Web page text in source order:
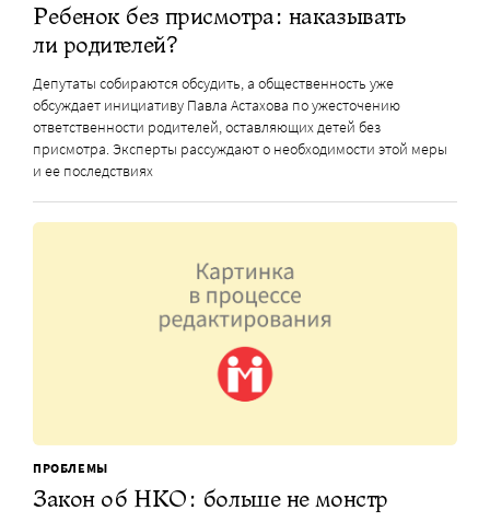
Ребенок без присмотра: наказывать
ли родителей?
Депутаты собираются обсудить, а общественность уже
обсуждает инициативу Павла Астахова по ужесточению
ответственности родителей, оставляющих детей без
присмотра. Эксперты рассуждают о необходимости этой меры
и ее последствиях
ПРОБЛЕМЫ
Закон об НКО: больше не монстр